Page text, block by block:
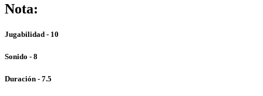
Nota:
Jugabilidad - 10
Sonido - 8
Duración - 7.5